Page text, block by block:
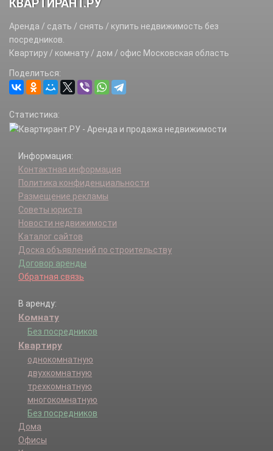
КВАРТИРАНТ.РУ
Аренда / сдать / снять / купить недвижимость без
посредников.
Квартиру / комнату / дом / офис Московская область
Поделиться:
Статистика:
Информация:
Контактная информация
Политика конфиденциальности
Размещение рекламы
Советы юриста
Новости недвижимости
Каталог сайтов
Доска объявлений по строительству
Договор аренды
Обратная связь
В аренду:
Комнату
Без посредников
Квартиру
однокомнатную
двухкомнатную
трехкомнатную
многокомнатную
Без посредников
Дома
Офисы